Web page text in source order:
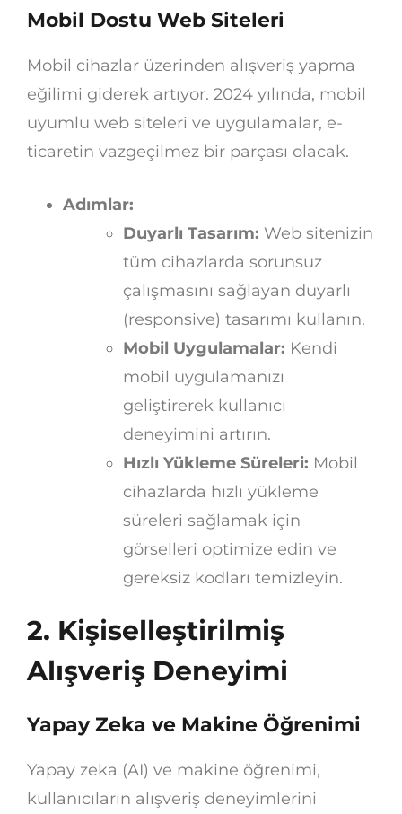
Mobil Dostu Web Siteleri
Mobil cihazlar üzerinden alışveriş yapma
eğilimi giderek artıyor. 2024 yılında, mobil
uyumlu web siteleri ve uygulamalar, e-
ticaretin vazgeçilmez bir parçası olacak.
Adımlar:
Duyarlı Tasarım: Web sitenizin
tüm cihazlarda sorunsuz
çalışmasını sağlayan duyarlı
(responsive) tasarımı kullanın.
Mobil Uygulamalar: Kendi
mobil uygulamanızı
geliştirerek kullanıcı
deneyimini artırın.
Hızlı Yükleme Süreleri: Mobil
cihazlarda hızlı yükleme
süreleri sağlamak için
görselleri optimize edin ve
gereksiz kodları temizleyin.
2. Kişiselleştirilmiş
Alışveriş Deneyimi
Yapay Zeka ve Makine Öğrenimi
Yapay zeka (AI) ve makine öğrenimi,
kullanıcıların alışveriş deneyimlerini